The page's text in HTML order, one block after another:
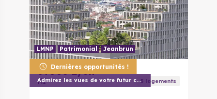
Dernières opportunités !
Admirez les vues de votre futur chez vou
LMNP Patrimonial Jeanbrun
69003 Lyon
KI 5logements